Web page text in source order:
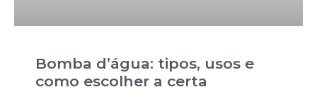
Bomba d’água: tipos, usos e
como escolher a certa